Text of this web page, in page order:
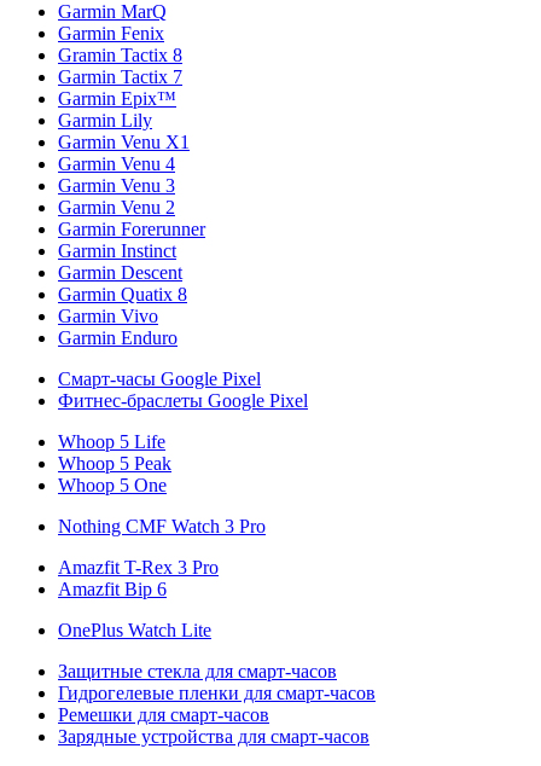
Garmin MarQ
Garmin Fenix
Gramin Tactix 8
Garmin Tactix 7
Garmin Epix™
Garmin Lily
Garmin Venu X1
Garmin Venu 4
Garmin Venu 3
Garmin Venu 2
Garmin Forerunner
Garmin Instinct
Garmin Descent
Garmin Quatix 8
Garmin Vivo
Garmin Enduro
Смарт-часы Google Pixel
Фитнес-браслеты Google Pixel
Whoop 5 Life
Whoop 5 Peak
Whoop 5 One
Nothing CMF Watch 3 Pro
Amazfit T-Rex 3 Pro
Amazfit Bip 6
OnePlus Watch Lite
Защитные стекла для смарт-часов
Гидрогелевые пленки для смарт-часов
Ремешки для смарт-часов
Зарядные устройства для смарт-часов